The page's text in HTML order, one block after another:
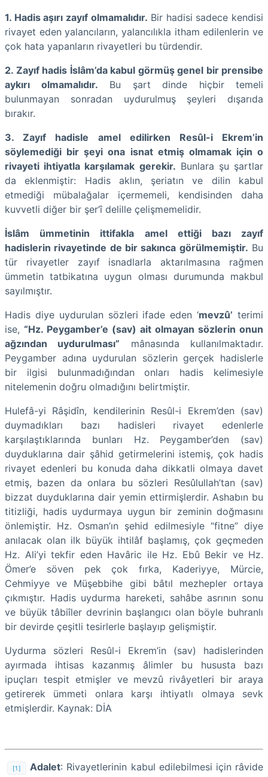
1. Hadis aşırı zayıf olmamalıdır. Bir hadisi sadece kendisi
rivayet eden yalancıların, yalancılıkla itham edilenlerin ve
çok hata yapanların rivayetleri bu türdendir.
2. Zayıf hadis İslâm’da kabul görmüş genel bir prensibe
aykırı olmamalıdır. Bu şart dinde hiçbir temeli
bulunmayan sonradan uydurulmuş şeyleri dışarıda
bırakır.
3. Zayıf hadisle amel edilirken Resûl-i Ekrem’in
söylemediği bir şeyi ona isnat etmiş olmamak için o
rivayeti ihtiyatla karşılamak gerekir. Bunlara şu şartlar
da eklenmiştir: Hadis aklın, şeriatın ve dilin kabul
etmediği mübalağalar içermemeli, kendisinden daha
kuvvetli diğer bir şer’î delille çelişmemelidir.
İslâm ümmetinin ittifakla amel ettiği bazı zayıf
hadislerin rivayetinde de bir sakınca görülmemiştir. Bu
tür rivayetler zayıf isnadlarla aktarılmasına rağmen
ümmetin tatbikatına uygun olması durumunda makbul
sayılmıştır.
Hadis diye uydurulan sözleri ifade eden ‘mevzû’ terimi
ise, “Hz. Peygamber’e (sav) ait olmayan sözlerin onun
ağzından uydurulması” mânasında kullanılmaktadır.
Peygamber adına uydurulan sözlerin gerçek hadislerle
bir ilgisi bulunmadığından onları hadis kelimesiyle
nitelemenin doğru olmadığını belirtmiştir.
Hulefâ-yi Râşidîn, kendilerinin Resûl-i Ekrem’den (sav)
duymadıkları bazı hadisleri rivayet edenlerle
karşılaştıklarında bunları Hz. Peygamber’den (sav)
duyduklarına dair şâhid getirmelerini istemiş, çok hadis
rivayet edenleri bu konuda daha dikkatli olmaya davet
etmiş, bazen da onlara bu sözleri Resûlullah’tan (sav)
bizzat duyduklarına dair yemin ettirmişlerdir. Ashabın bu
titizliği, hadis uydurmaya uygun bir zeminin doğmasını
önlemiştir. Hz. Osman’ın şehid edilmesiyle “fitne” diye
anılacak olan ilk büyük ihtilâf başlamış, çok geçmeden
Hz. Ali’yi tekfir eden Havâric ile Hz. Ebû Bekir ve Hz.
Ömer’e söven pek çok fırka, Kaderiyye, Mürcie,
Cehmiyye ve Müşebbihe gibi bâtıl mezhepler ortaya
çıkmıştır. Hadis uydurma hareketi, sahâbe asrının sonu
ve büyük tâbiîler devrinin başlangıcı olan böyle buhranlı
bir devirde çeşitli tesirlerle başlayıp gelişmiştir.
Uydurma sözleri Resûl-i Ekrem’in (sav) hadislerinden
ayırmada ihtisas kazanmış âlimler bu hususta bazı
ipuçları tespit etmişler ve mevzû rivâyetleri bir araya
getirerek ümmeti onlara karşı ihtiyatlı olmaya sevk
etmişlerdir. Kaynak: DİA
[1] Adalet: Rivayetlerinin kabul edilebilmesi için râvide